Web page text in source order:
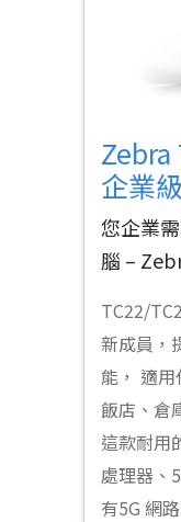
Zebra
企業
您企業
腦 –
TC22/
新成員，
能， 適用
飯店、倉
這款耐用
處理器、
有5G 網